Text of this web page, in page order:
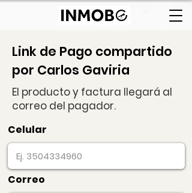
Link de Pago compartido
por Carlos Gaviria
El producto y factura llegará al
correo del pagador.
Celular
Correo